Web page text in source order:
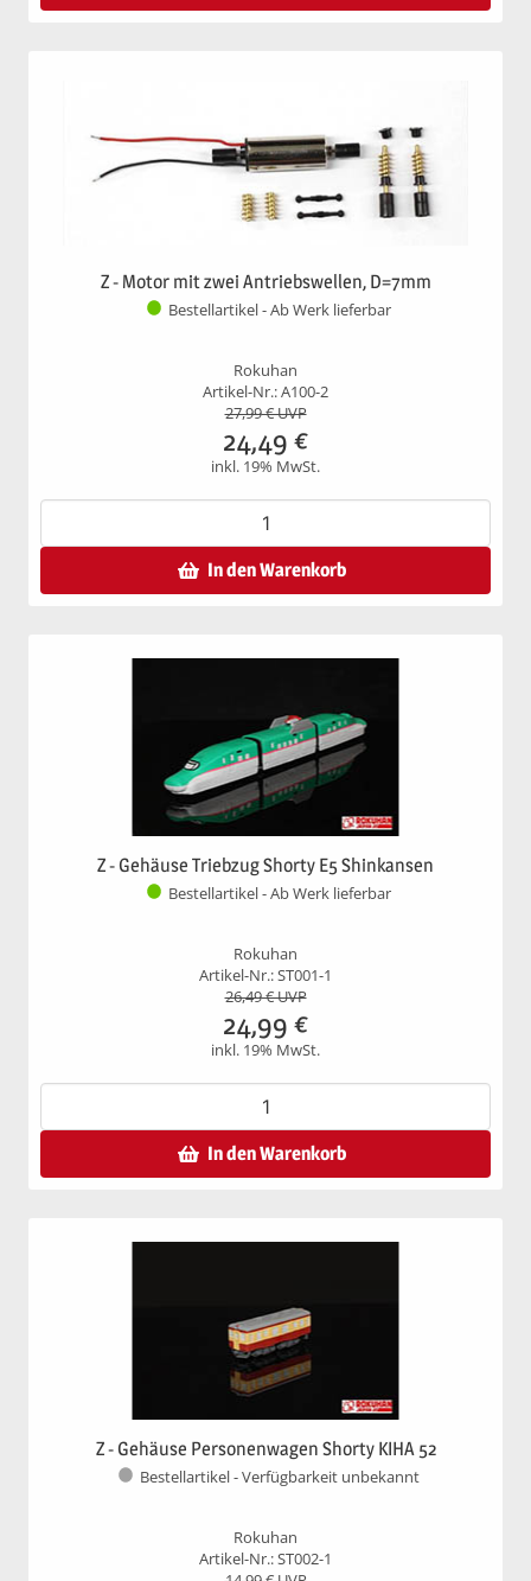
Z - Motor mit zwei Antriebswellen, D=7mm
Bestellartikel - Ab Werk lieferbar
Rokuhan
Artikel-Nr.: A100-2
27,99€ UVP
24,49 €
inkl. 19% MwSt.
In den Warenkorb
Z - Gehäuse Triebzug Shorty E5 Shinkansen
Bestellartikel - Ab Werk lieferbar
Rokuhan
Artikel-Nr.: ST001-1
26,49€ UVP
24,99 €
inkl. 19% MwSt.
In den Warenkorb
Z - Gehäuse Personenwagen Shorty KIHA 52
Bestellartikel - Verfügbarkeit unbekannt
Rokuhan
Artikel-Nr.: ST002-1